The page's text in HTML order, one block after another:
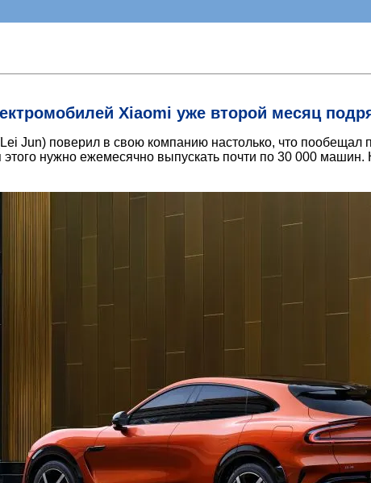
Xiaomi уже второй месяц
Jun) поверил в свою компанию настолько, что пообещал
этого нужно ежемесячно выпускать почти по 30 000